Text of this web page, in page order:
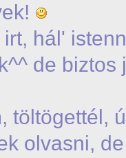
irt, hál'
de
töltögettél,
olvasni,